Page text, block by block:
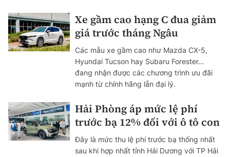
Xe gầm cao hạng C đua giảm
giá trước tháng Ngâu
Các mẫu xe gầm cao như Mazda CX-5,
Hyundai Tucson hay Subaru Forester…
đang nhận được các chương trình ưu đãi
mạnh từ chính hãng lẫn đại lý.
Hải Phòng áp mức lệ phí
trước bạ 12% đối với ô tô con
Đây là mức thu lệ phí trước bạ thống nhất
sau khi hợp nhất tỉnh Hải Dương với TP Hải